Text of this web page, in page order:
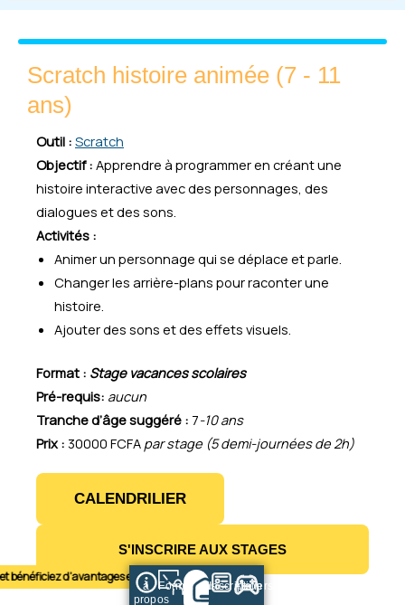
Scratch histoire animée (7 - 11
ans)
Outil : Scratch
Objectif : Apprendre à programmer en créant une
histoire interactive avec des personnages, des
dialogues et des sons.
Activités :
Animer un personnage qui se déplace et parle.
Changer les arrière-plans pour raconter une
histoire.
Ajouter des sons et des effets visuels.
Format : Stage vacances scolaires
Pré-requis: aucun
Tranche d’âge suggéré : 7-10 ans
Prix : 30000 FCFA par stage (5 demi-journées de 2h)
CALENDRILIER
S'INSCRIRE AUX STAGES
bénéficiez d’avantages exclusifs.Parrainez un élève et recevez chacun 5 000
à
propos
FormationsInscription
Ateliers